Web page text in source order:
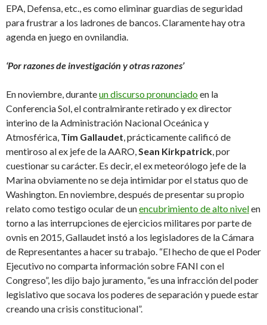
EPA, Defensa, etc., es como eliminar guardias de seguridad
para frustrar a los ladrones de bancos. Claramente hay otra
agenda en juego en ovnilandia.
‘Por razones de investigación y otras razones’
En noviembre, duranteun discurso pronunciadoen la
Conferencia Sol, el contralmirante retirado y ex director
interino de la Administración Nacional Oceánica y
Atmosférica, Tim Gallaudet, prácticamente calificó de
mentiroso al ex jefe de la AARO,Sean Kirkpatrick, por
cuestionar su carácter. Es decir, el ex meteorólogo jefe de la
Marina obviamente no se deja intimidar por el status quo de
Washington. En noviembre, después de presentar su propio
relato como testigo ocular de unencubrimiento de alto nivelen
torno a las interrupciones de ejercicios militares por parte de
ovnis en 2015, Gallaudet instó a los legisladores de la Cámara
de Representantes a hacer su trabajo. “El hecho de que el Poder
Ejecutivo no comparta información sobre FANI con el
Congreso”, les dijo bajo juramento, “es una infracción del poder
legislativo que socava los poderes de separación y puede estar
creando una crisis constitucional”.